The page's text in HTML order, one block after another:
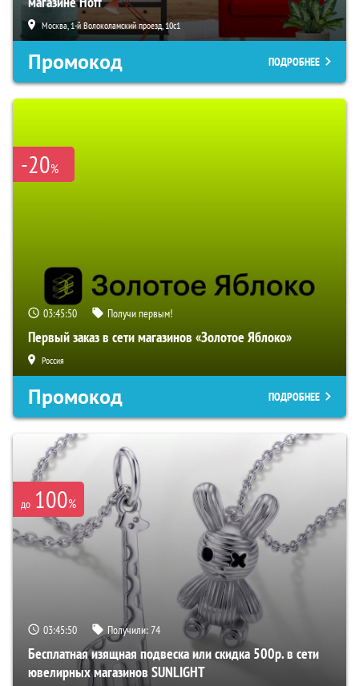
Москва, 1-й Волоколамский проезд, 10с1
Промокод ПОДРОБНЕЕ
-20%
03:45:50 Получи первым!
Первый заказ в сети магазинов «Золотое Яблоко»
Россия
Промокод ПОДРОБНЕЕ
до 100%
03:45:50 Получили:74
Бесплатная изящная подвеска или скидка 500р. в сети
ювелирных магазинов SUNLIGHT